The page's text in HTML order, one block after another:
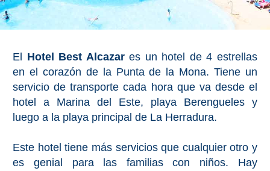
El Hotel Best Alcazares un hotel de 4 estrellas
en el corazón de la Punta de la Mona. Tiene un
servicio de transporte cada hora que va desde el
hotel a Marina del Este, playa Berengueles y
luego a la playa principal de La Herradura.
Este hotel tiene más servicios que cualquier otro y
es genial para las familias con niños. Hay